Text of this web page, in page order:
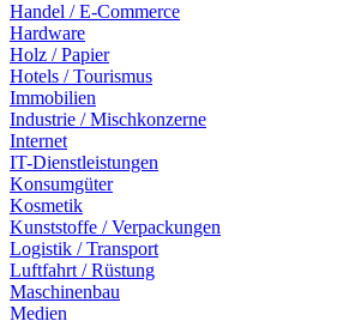
Handel / E-Commerce
Hardware
Holz / Papier
Hotels / Tourismus
Immobilien
Industrie / Mischkonzerne
Internet
IT-Dienstleistungen
Konsumgüter
Kosmetik
Kunststoffe / Verpackungen
Logistik / Transport
Luftfahrt / Rüstung
Maschinenbau
Medien